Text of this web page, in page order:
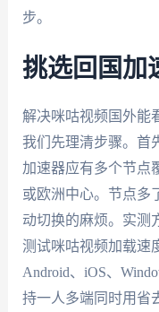
步。
挑选回国加
解决咪咕视频国外能
我们先理清步骤。首
加速器应有多个节点
或欧洲中心。节点多
动切换的麻烦。实测
测试咪咕视频加载
Android、iOS、
持一人多端同时用省